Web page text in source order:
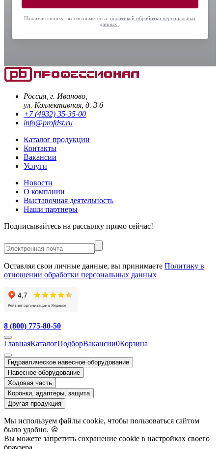
Нажимая кнопку, вы соглашаетесь с политикой обработки персональных
данных
Россия, г. Иваново,
ул. Коллективная, д. 3 б
+7 (4932) 35-35-00
info@profdst.ru
Каталог продукции
Контакты
Вакансии
Услуги
Новости
О компании
Выставочная деятельность
Наши партнеры
Подписывайтесь на рассылку прямо сейчас!
Оставляя свои личные данные, вы принимаете Политику в
отношении обработки персональных данных
8 (800) 775-80-50
ГлавнаяКаталогПодборВакансии0Корзина
Гидравлическое навесное оборудование
Навесное оборудование
Ходовая часть
Коронки, адаптеры, защита
Другая продукция
Мы используем файлы cookie, чтобы пользоваться сайтом
было удобно. 🍪
Вы можете запретить сохранение cookie в настройках своего
браузера.